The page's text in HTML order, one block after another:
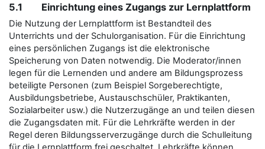
5.1 Einrichtung eines Zugangs zur Lernplattform
Die Nutzung der Lernplattform ist Bestandteil des
Unterrichts und der Schulorganisation. Für die Einrichtung
eines persönlichen Zugangs ist die elektronische
Speicherung von Daten notwendig. Die Moderator/innen
legen für die Lernenden und andere am Bildungsprozess
beteiligte Personen (zum Beispiel Sorgeberechtigte,
Ausbildungsbetriebe, Austauschschüler, Praktikanten,
Sozialarbeiter usw.) die Nutzerzugänge an und teilen diesen
die Zugangsdaten mit. Für die Lehrkräfte werden in der
Regel deren Bildungsserverzugänge durch die Schulleitung